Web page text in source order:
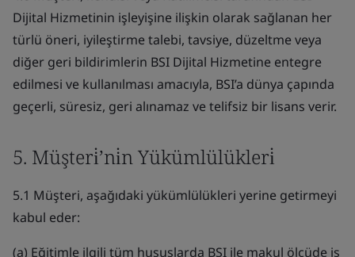
Dijital Hizmetinin işleyişine ilişkin olarak sağlanan her
türlü öneri, iyileştirme talebi, tavsiye, düzeltme veya
diğer geri bildirimlerin BSI Dijital Hizmetine entegre
edilmesi ve kullanılması amacıyla, BSI’a dünya çapında
geçerli, süresiz, geri alınamaz ve telifsiz bir lisans verir.
5. Müşteri̇’ni̇n Yükümlülükleri̇
5.1 Müşteri, aşağıdaki yükümlülükleri yerine getirmeyi
kabul eder:
(a) Eğitimle ilgili tüm hususlarda BSI ile makul ölçüde iş